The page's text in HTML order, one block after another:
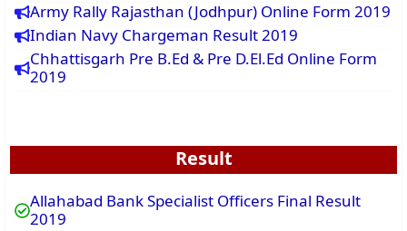
Army Rally Rajasthan (Jodhpur) Online Form 2019
Indian Navy Chargeman Result 2019
Chhattisgarh Pre B.Ed & Pre D.El.Ed Online Form
2019
Result
Allahabad Bank Specialist Officers Final Result
2019